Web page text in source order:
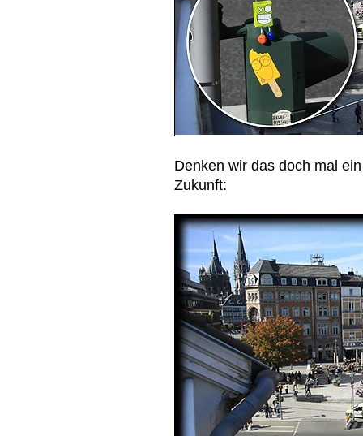
Denken wir das doch mal
Zukunft: